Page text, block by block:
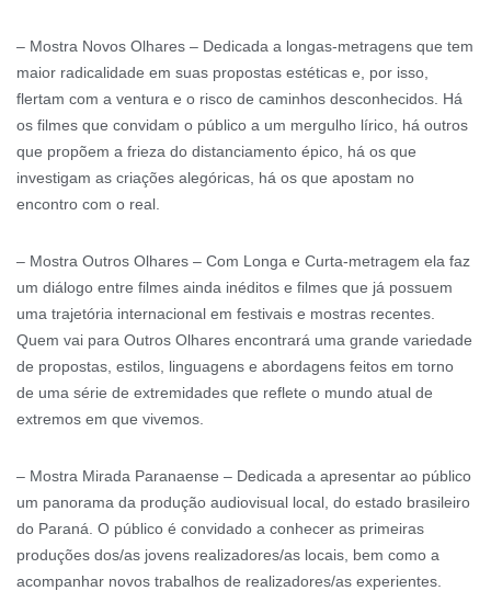
– Mostra Novos Olhares – Dedicada a longas-metragens que tem
maior radicalidade em suas propostas estéticas e, por isso,
flertam com a ventura e o risco de caminhos desconhecidos. Há
os filmes que convidam o público a um mergulho lírico, há outros
que propõem a frieza do distanciamento épico, há os que
investigam as criações alegóricas, há os que apostam no
encontro com o real.
– Mostra Outros Olhares – Com Longa e Curta-metragem ela faz
um diálogo entre filmes ainda inéditos e filmes que já possuem
uma trajetória internacional em festivais e mostras recentes.
Quem vai para Outros Olhares encontrará uma grande variedade
de propostas, estilos, linguagens e abordagens feitos em torno
de uma série de extremidades que reflete o mundo atual de
extremos em que vivemos.
– Mostra Mirada Paranaense – Dedicada a apresentar ao público
um panorama da produção audiovisual local, do estado brasileiro
do Paraná. O público é convidado a conhecer as primeiras
produções dos/as jovens realizadores/as locais, bem como a
acompanhar novos trabalhos de realizadores/as experientes.